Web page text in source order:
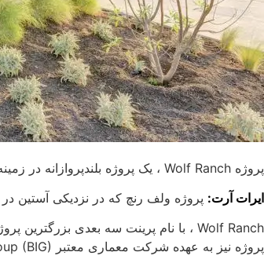
پروژه Wolf Ranch ، یک پروژه بلندپروازانه در زمینه ساخت 100 خانه با استفاده از فناوری چاپ سه بعدی در ایالات متحده آمریکا است و به عنوان یک پروژه بزرگ شناخته می‌شود.
ایرات آرت: پروژه ولف رنچ که در نزدیکی آستین
پروژه نیز به عهده شرکت معماری معتبر Bjarke Ingels Group (BIG) است و به‌طور کلی شامل ساخت خانه‌های سنتی نیز می‌شود.